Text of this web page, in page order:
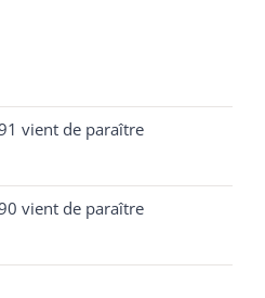
vient de paraître
vient de paraître